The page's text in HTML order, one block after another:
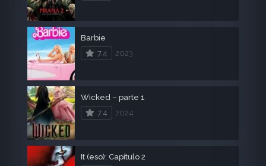
Barbie
7.4
2023
Wicked – parte 1
7.4
2024
It (eso): Capítulo 2